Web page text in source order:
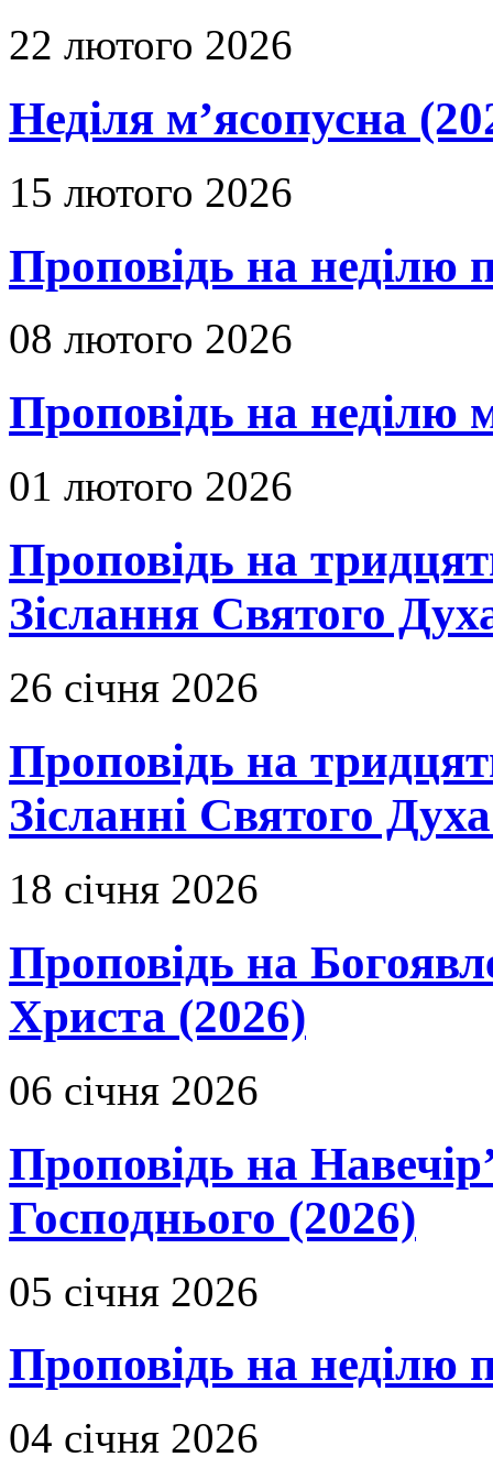
22 лютого 2026
Неділя м’ясопусна
15 лютого 2026
Проповідь на неділю
08 лютого 2026
Проповідь на неділю
01 лютого 2026
Проповідь на
Зіслання Святого
26 січня 2026
Проповідь на
Зісланні Святого
18 січня 2026
Проповідь на
Христа (2026)
06 січня 2026
Проповідь на
Господнього (2026)
05 січня 2026
Проповідь на неділю
04 січня 2026